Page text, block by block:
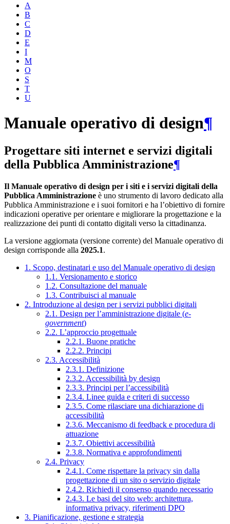
A
B
C
D
E
I
M
O
S
T
U
Manuale operativo di design¶
Progettare siti internet e servizi digitali
della Pubblica Amministrazione¶
Il Manuale operativo di design per i siti e i servizi digitali della
Pubblica Amministrazione è uno strumento di lavoro dedicato alla
Pubblica Amministrazione e i suoi fornitori e ha l’obiettivo di fornire
indicazioni operative per orientare e migliorare la progettazione e la
realizzazione dei punti di contatto digitali verso la cittadinanza.
La versione aggiornata (versione corrente) del Manuale operativo di
design corrisponde alla 2025.1.
1. Scopo, destinatari e uso del Manuale operativo di design
1.1. Versionamento e storico
1.2. Consultazione del manuale
1.3. Contribuisci al manuale
2. Introduzione al design per i servizi pubblici digitali
2.1. Design per l’amministrazione digitale (e-
government)
2.2. L’approccio progettuale
2.2.1. Buone pratiche
2.2.2. Principi
2.3. Accessibilità
2.3.1. Definizione
2.3.2. Accessibilità by design
2.3.3. Principi per l’accessibilità
2.3.4. Linee guida e criteri di successo
2.3.5. Come rilasciare una dichiarazione di
accessibilità
2.3.6. Meccanismo di feedback e procedura di
attuazione
2.3.7. Obiettivi accessibilità
2.3.8. Normativa e approfondimenti
2.4. Privacy
2.4.1. Come rispettare la privacy sin dalla
progettazione di un sito o servizio digitale
2.4.2. Richiedi il consenso quando necessario
2.4.3. Le basi del sito web: architettura,
informativa privacy, riferimenti DPO
3. Pianificazione, gestione e strategia